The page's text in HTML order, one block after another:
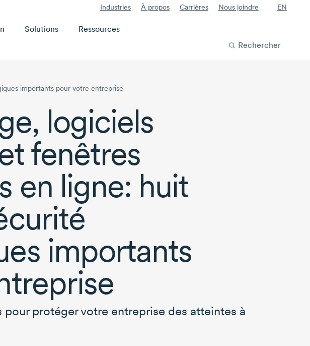
Industries À propos Carrières Nous joindre EN
Solutions
Ressources
Rechercher
importants pour votre entreprise
logiciels
fenêtres
en ligne: huit
importants
pour protéger votre entreprise des atteintes à